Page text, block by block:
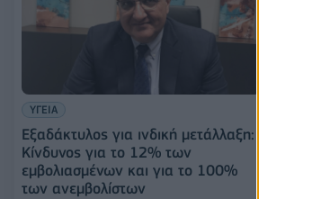
ΥΓΕΙΑ
Εξαδάκτυλος για ινδική μετάλλαξη:
Κίνδυνος για το 12% των
εμβολιασμένων και για το 100%
των ανεμβολίστων